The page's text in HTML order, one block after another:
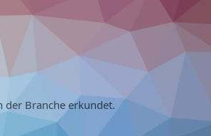
der Branche erkundet.